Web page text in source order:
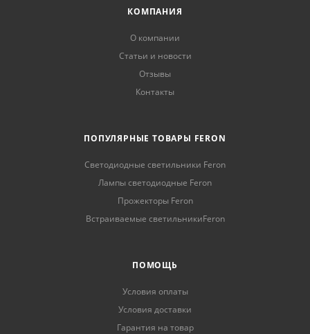
КОМПАНИЯ
О компании
Статьи и новости
Отзывы
Контакты
ПОПУЛЯРНЫЕ ТОВАРЫ FERON
Светодиодные светильники Feron
Лампы светодиодные Feron
Прожекторы Feron
Встраиваемые светильникиFeron
ПОМОЩЬ
Условия оплаты
Условия доставки
Гарантия на товар